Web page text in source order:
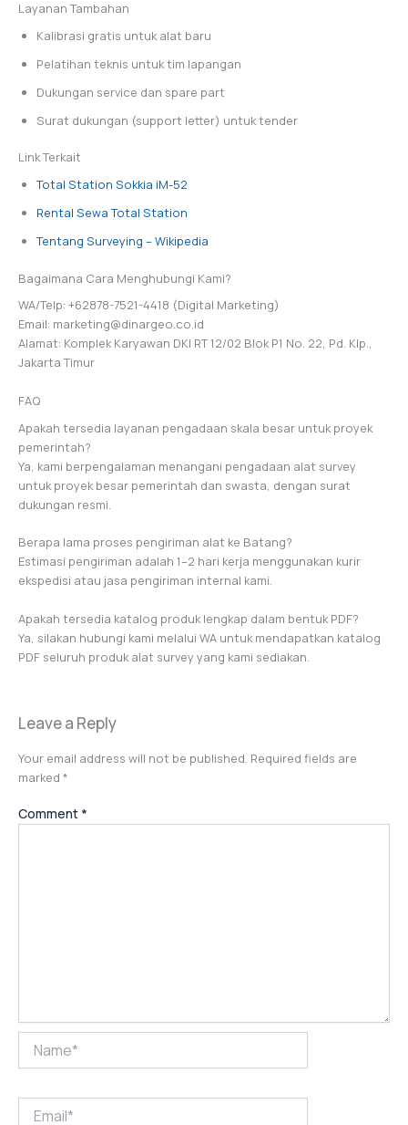
Layanan Tambahan
Kalibrasi gratis untuk alat baru
Pelatihan teknis untuk tim lapangan
Dukungan service dan spare part
Surat dukungan (support letter) untuk tender
Link Terkait
Total Station Sokkia iM-52
Rental Sewa Total Station
Tentang Surveying – Wikipedia
Bagaimana Cara Menghubungi Kami?
WA/Telp: +62878-7521-4418 (Digital Marketing)
Email: marketing@dinargeo.co.id
Alamat: Komplek Karyawan DKI RT 12/02 Blok P1 No. 22, Pd. Klp.,
Jakarta Timur
FAQ
Apakah tersedia layanan pengadaan skala besar untuk proyek
pemerintah?
Ya, kami berpengalaman menangani pengadaan alat survey
untuk proyek besar pemerintah dan swasta, dengan surat
dukungan resmi.
Berapa lama proses pengiriman alat ke Batang?
Estimasi pengiriman adalah 1–2 hari kerja menggunakan kurir
ekspedisi atau jasa pengiriman internal kami.
Apakah tersedia katalog produk lengkap dalam bentuk PDF?
Ya, silakan hubungi kami melalui WA untuk mendapatkan katalog
PDF seluruh produk alat survey yang kami sediakan.
Leave a Reply
Your email address will not be published. Required fields are
marked *
Comment *